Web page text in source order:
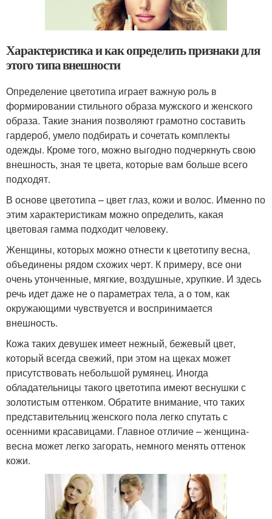
Характеристика и как определить признаки для
этого типа внешности
Определение цветотипа играет важную роль в
формировании стильного образа мужского и женского
образа. Такие знания позволяют грамотно составить
гардероб, умело подбирать и сочетать комплекты
одежды. Кроме того, можно выгодно подчеркнуть свою
внешность, зная те цвета, которые вам больше всего
подходят.
В основе цветотипа – цвет глаз, кожи и волос. Именно по
этим характеристикам можно определить, какая
цветовая гамма подходит человеку.
Женщины, которых можно отнести к цветотипу весна,
объединены рядом схожих черт. К примеру, все они
очень утонченные, мягкие, воздушные, хрупкие. И здесь
речь идет даже не о параметрах тела, а о том, как
окружающими чувствуется и воспринимается
внешность.
Кожа таких девушек имеет нежный, бежевый цвет,
который всегда свежий, при этом на щеках может
присутствовать небольшой румянец. Иногда
обладательницы такого цветотипа имеют веснушки с
золотистым оттенком. Обратите внимание, что таких
представительниц женского пола легко спутать с
осенними красавицами. Главное отличие – женщина-
весна может легко загорать, немного менять оттенок
кожи.